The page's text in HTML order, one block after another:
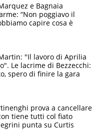
e Bagnaia
“Non poggiavo il
capire cosa è
"Il lavoro di Aprilia
Le lacrime di Bezzecchi:
spero di finire la gara
prova a cancellare
tiene tutti col fiato
punta su Curtis